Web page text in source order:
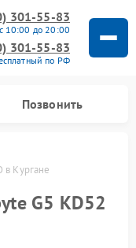
301-55-83
10:00 до 20:00
301-55-83
по РФ
Позвонить
в Кургане
G5 KD52